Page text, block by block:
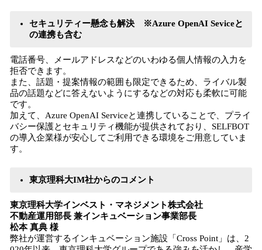
セキュリティー懸念も解決 ※Azure OpenAI Seviceと
の連携も含む
電話番号、メールアドレスなどのいわゆる個人情報の入力を
拒否できます。
また、話題・提案情報の範囲も限定できるため、ライバル製
品の話題などに答えないようにするなどの対応も柔軟に可能
です。
加えて、Azure OpenAI Serviceと連携していることで、プライ
バシー保護とセキュリティ機能が提供されており、SELFBOT
の導入企業様が安心してご利用できる環境をご用意していま
す。
東京理科大IM社からのコメント
東京理科大学インベスト・マネジメント株式会社
不動産運用部長 兼インキュベーション事業部長
松本 真典 様
弊社が運営するインキュベーション施設「Cross Point」は、2